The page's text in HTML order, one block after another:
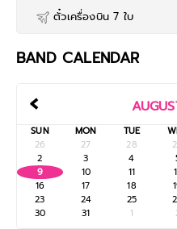
ตั๋วเครื่องบิน 7 ใบ
BAND CALENDAR
‹
SUN MON TUE
26
27 28
2
3 4
9
10 11
16
17 18
23
24 25
30
31 1